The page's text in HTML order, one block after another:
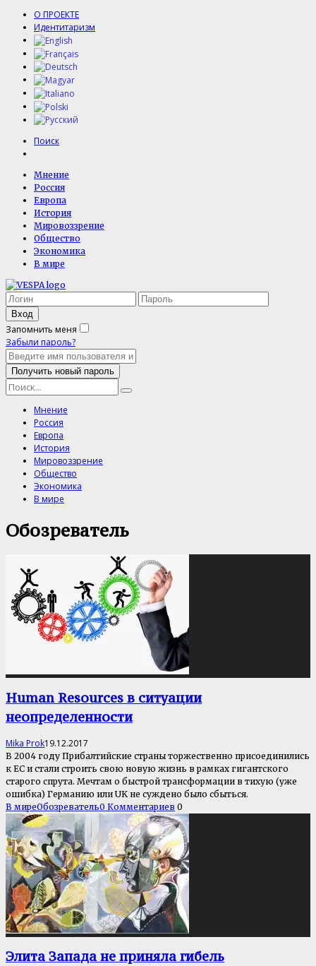
О ПРОЕКТЕ
Идентитаризм
Поиск
Мнение
Россия
Европа
История
Мировоззрение
Общество
Экономика
В мире
Запомнить меня
Забыли пароль?
Мнение
Россия
Европа
История
Мировоззрение
Общество
Экономика
В мире
Обозреватель
Human Resources в ситуации
неопределенности
Mika Prok19.12.2017
В 2004 году Прибалтийские страны торжественно присоединились
к ЕС и стали строить свою новую жизнь в рамках гигантского
старого спрута. Мечтам о быстрой трансформации в тихую (уже
ошибка) Германию или UK не суждено было сбыться.
В миреОбозреватель0 Комментариев 0
Элита Запада не приняла гибель